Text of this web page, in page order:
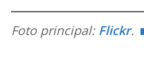
Foto principal: Flickr.